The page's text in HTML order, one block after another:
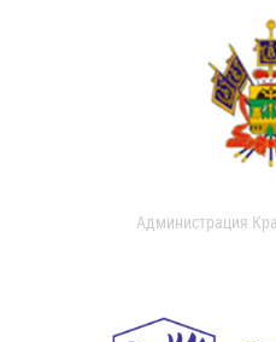
Администрация